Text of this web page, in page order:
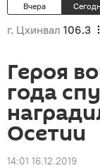
Вчера
г. Цхинвал 106.3
Героя
года
Осетии
14:01 16.12.2019